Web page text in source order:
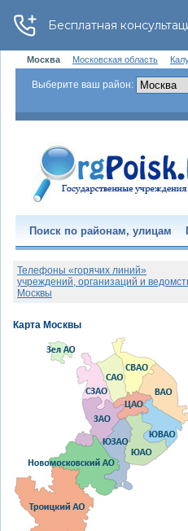
Москва Московская область
Выберите ваш район:
Поиск по районам, улицам
Телефоны «горячих линий»
учреждений, организаций и
Москвы